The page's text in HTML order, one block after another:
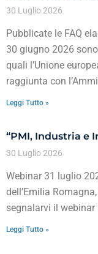
30 Luglio 2026
Pubblicate le FAQ
30 giugno 2026
quali l’Unione
raggiunta con
Leggi Tutto »
“PMI, Industria e
30 Luglio 2026
Webinar 31 luglio
dell’Emilia
segnalarvi il webinar
Leggi Tutto »